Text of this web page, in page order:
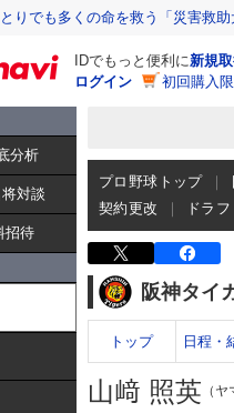
とりでも多くの命を救う「災害救
IDでもっと便利に新規
ログイン
初回購入
分析
対談
招待
プロ野球トップ
契約更改
ドラ
阪神タイ
トップ 日程・
山﨑 照英 （